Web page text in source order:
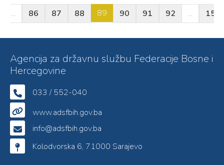
... 86 87 88 89 90 91 92 ... 157
Agencija za državnu službu Federacije Bosne i
Hercegovine
033 / 552-040
www.adsfbih.gov.ba
info@adsfbih.gov.ba
Kolodvorska 6, 71000 Sarajevo